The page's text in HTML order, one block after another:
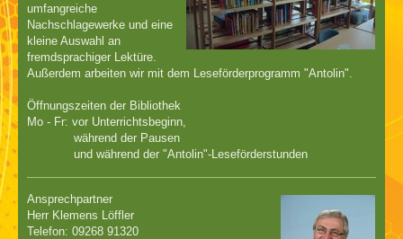
umfangreiche
Nachschlagewerke und eine
kleine Auswahl an
fremdsprachiger Lektüre.
Außerdem arbeiten wir mit dem Leseförderprogramm "Antolin".
Öffnungszeiten der Bibliothek
Mo - Fr: vor Unterrichtsbeginn,
während der Pausen
und während der "Antolin"-Leseförderstunden
Ansprechpartner
Herr Klemens Löffler
Telefon: 09268 91320